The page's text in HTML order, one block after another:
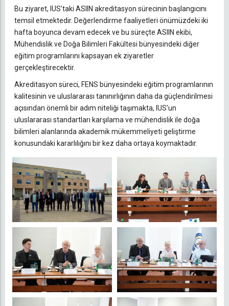
Bu ziyaret, IUS’taki ASIIN akreditasyon sürecinin başlangıcını
temsil etmektedir. Değerlendirme faaliyetleri önümüzdeki iki
hafta boyunca devam edecek ve bu süreçte ASIIN ekibi,
Mühendislik ve Doğa Bilimleri Fakültesi bünyesindeki diğer
eğitim programlarını kapsayan ek ziyaretler
gerçekleştirecektir.
Akreditasyon süreci, FENS bünyesindeki eğitim programlarının
kalitesinin ve uluslararası tanınırlığının daha da güçlendirilmesi
açısından önemli bir adım niteliği taşımakta, IUS’un
uluslararası standartları karşılama ve mühendislik ile doğa
bilimleri alanlarında akademik mükemmeliyeti geliştirme
konusundaki kararlılığını bir kez daha ortaya koymaktadır.